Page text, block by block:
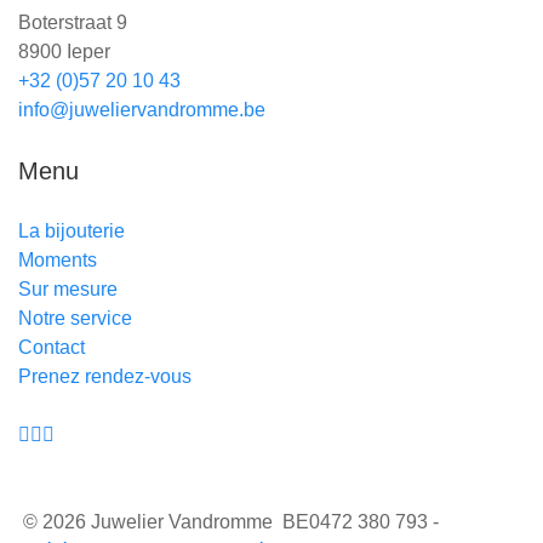
Boterstraat 9
8900 Ieper
+32 (0)57 20 10 43
info@juweliervandromme.be
Menu
La bijouterie
Moments
Sur mesure
Notre service
Contact
Prenez rendez-vous
© 2026 Juwelier Vandromme BE0472 380 793 -